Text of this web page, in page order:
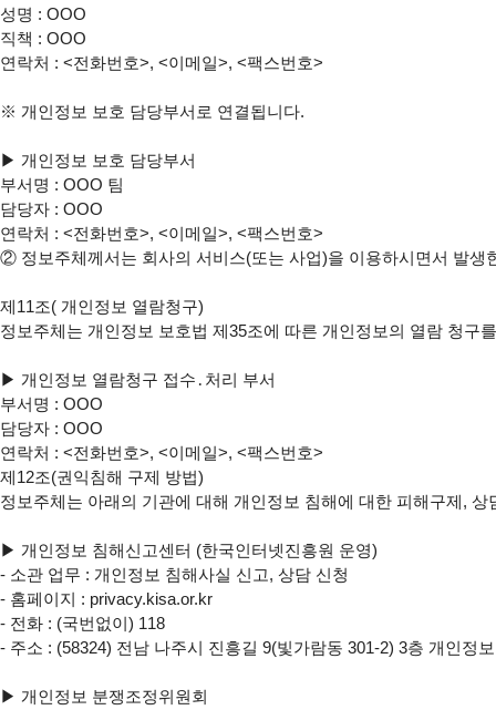
성명 : OOO
직책 : OOO
연락처 : <전화번호>, <이메일>, <팩스번호>
※ 개인정보 보호 담당부서로 연결됩니다.
▶ 개인정보 보호 담당부서
부서명 : OOO 팀
담당자 : OOO
연락처 : <전화번호>, <이메일>, <팩스번호>
② 정보주체께서는 회사의 서비스(또는 사업)을 이용하시면서 발생
제11조( 개인정보 열람청구)
정보주체는 개인정보 보호법 제35조에 따른 개인정보의 열람 청
▶ 개인정보 열람청구 접수․처리 부서
부서명 : OOO
담당자 : OOO
연락처 : <전화번호>, <이메일>, <팩스번호>
제12조(권익침해 구제 방법)
정보주체는 아래의 기관에 대해 개인정보 침해에 대한 피해구제,
▶ 개인정보 침해신고센터 (한국인터넷진흥원 운영)
- 소관 업무 : 개인정보 침해사실 신고, 상담 신청
- 홈페이지 : privacy.kisa.or.kr
- 전화 : (국번없이) 118
- 주소 : (58324) 전남 나주시 진흥길 9(빛가람동 301-2) 3층 개인정
▶ 개인정보 분쟁조정위원회